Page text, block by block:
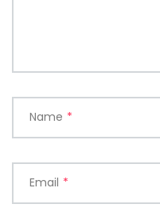
Name *
Email *